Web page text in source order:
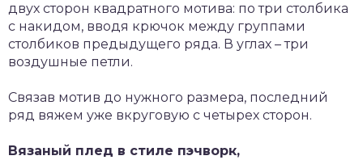
двух сторон квадратного мотива: по три столбика
с накидом, вводя крючок между группами
столбиков предыдущего ряда. В углах – три
воздушные петли.
Связав мотив до нужного размера, последний
ряд вяжем уже вкруговую с четырех сторон.
Вязаный плед в стиле пэчворк,